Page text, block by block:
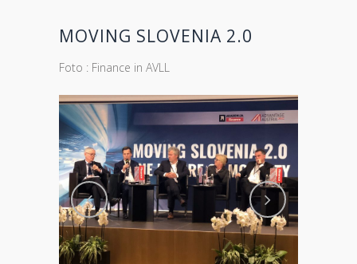
MOVING SLOVENIA 2.0
Foto : Finance in AVLL